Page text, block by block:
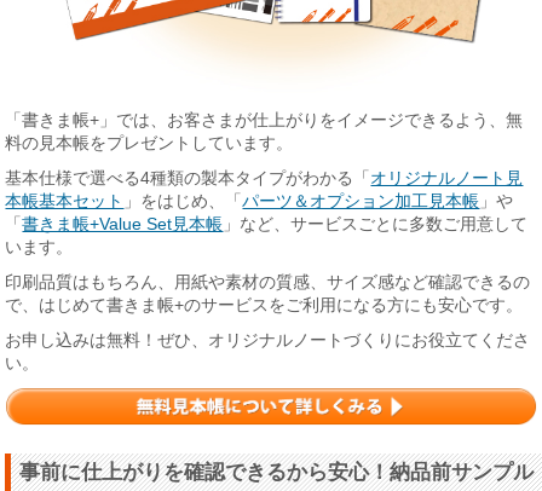
「書きま帳+」では、お客さまが仕上がりをイメージできるよう、無
料の見本帳をプレゼントしています。
基本仕様で選べる4種類の製本タイプがわかる「 オリジナルノート見
本帳基本セット 」をはじめ、「パーツ＆オプション加工見本帳 」や
「書きま帳+Value Set見本帳 」など、サービスごとに多数ご用意して
います。
印刷品質はもちろん、用紙や素材の質感、サイズ感など確認できるの
で、はじめて書きま帳+のサービスをご利用になる方にも安心です。
お申し込みは無料！ぜひ、オリジナルノートづくりにお役立てくださ
い。
事前に仕上がりを確認できるから安心！納品前サンプル